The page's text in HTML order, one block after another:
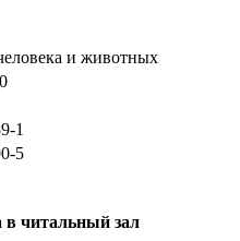
и животных
1
5
в читальный зал